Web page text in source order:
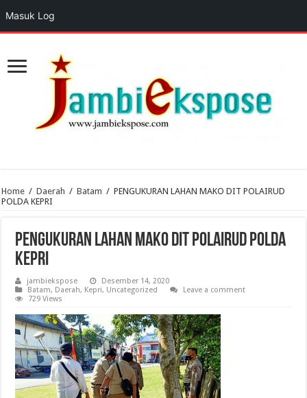
Home / Daerah / Batam / PENGUKURAN LAHAN MAKO DIT POLAIRUD
POLDA KEPRI
PENGUKURAN LAHAN MAKO DIT POLAIRUD POLDA
KEPRI
jambiekspose
Desember 14, 2020
Batam, Daerah, Kepri, Uncategorized
Leave a comment
729 Views
Masuk Log